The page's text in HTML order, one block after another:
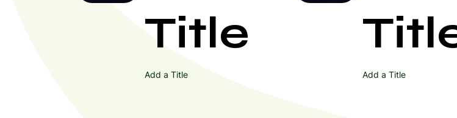
Title
Add a Title Add a Title